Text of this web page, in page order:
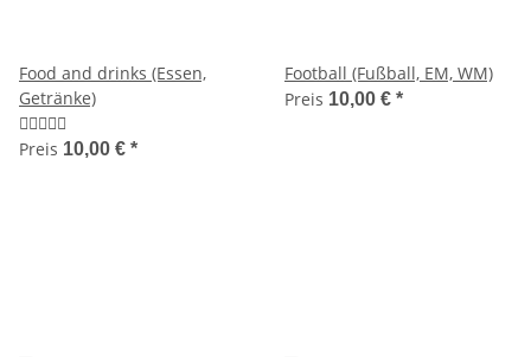
Food and drinks (Essen,
Getränke)
Preis 10,00 € *
Football (Fußball, EM, WM)
Preis 10,00 € *